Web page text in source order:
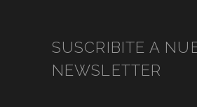
SUSCRIBITE A
NEWSLETTER